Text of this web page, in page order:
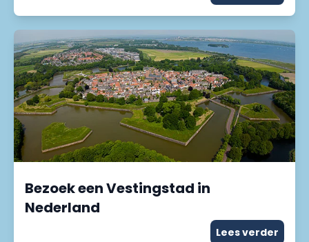
Bezoek een Vestingstad in
Nederland
Lees verder